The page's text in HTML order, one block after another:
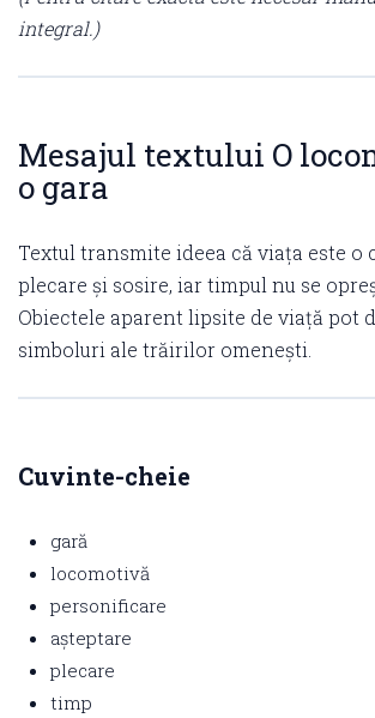
integral.)
Mesajul textului O
o gara
Textul transmite ideea că viața este o
plecare și sosire, iar timpul nu se
Obiectele aparent lipsite de viață pot
simboluri ale trăirilor omenești.
Cuvinte-cheie
gară
locomotivă
personificare
așteptare
plecare
timp